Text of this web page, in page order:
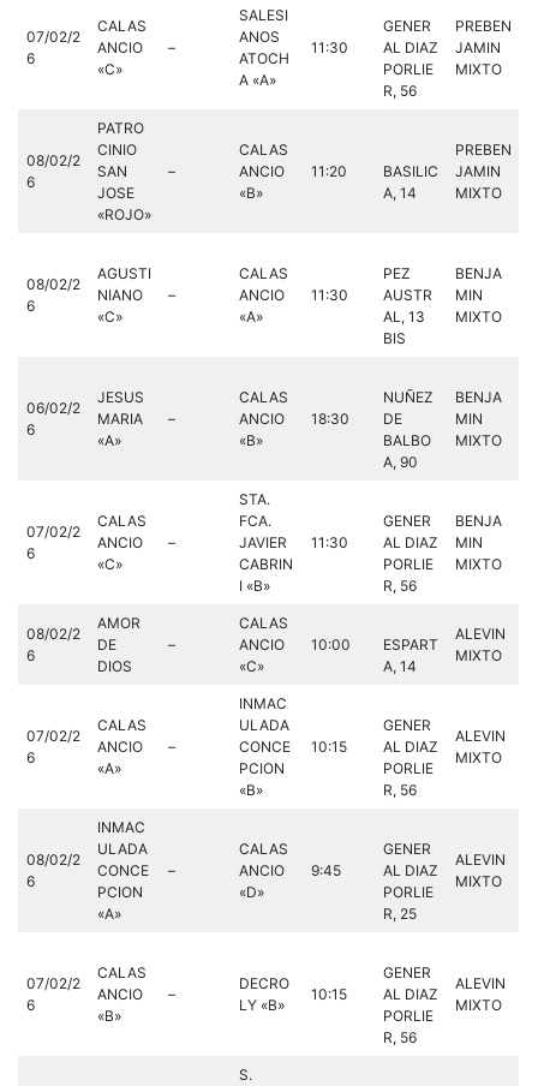
07/02/2
6
CALAS
ANCIO
«C»
–
SALESI
ANOS
ATOCH
A «A»
11:30
GENER
AL DIAZ
PORLIE
R, 56
PREBEN
JAMIN
MIXTO
08/02/2
6
PATRO
CINIO
SAN
JOSE
«ROJO»
–
CALAS
ANCIO
«B»
11:20
BASILIC
A, 14
PREBEN
JAMIN
MIXTO
08/02/2
6
AGUSTI
NIANO
«C»
–
CALAS
ANCIO
«A»
11:30
PEZ
AUSTR
AL, 13
BIS
BENJA
MIN
MIXTO
06/02/2
6
JESUS
MARIA
«A»
–
CALAS
ANCIO
«B»
18:30
NUÑEZ
DE
BALBO
A, 90
BENJA
MIN
MIXTO
07/02/2
6
CALAS
ANCIO
«C»
–
STA.
FCA.
JAVIER
CABRIN
I «B»
11:30
GENER
AL DIAZ
PORLIE
R, 56
BENJA
MIN
MIXTO
08/02/2
6
AMOR
DE
DIOS
–
CALAS
ANCIO
«C»
10:00
ESPART
A, 14
ALEVIN
MIXTO
07/02/2
6
CALAS
ANCIO
«A»
–
INMAC
ULADA
CONCE
PCION
«B»
10:15
GENER
AL DIAZ
PORLIE
R, 56
ALEVIN
MIXTO
08/02/2
6
INMAC
ULADA
CONCE
PCION
«A»
–
CALAS
ANCIO
«D»
9:45
GENER
AL DIAZ
PORLIE
R, 25
ALEVIN
MIXTO
07/02/2
6
CALAS
ANCIO
«B»
–
DECRO
LY «B»
10:15
GENER
AL DIAZ
PORLIE
R, 56
ALEVIN
MIXTO
S.